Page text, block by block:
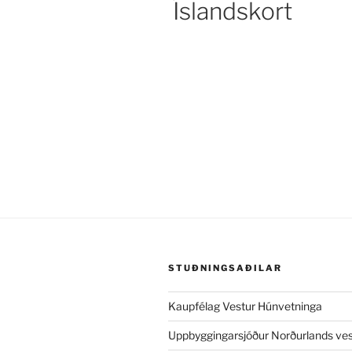
Íslandskort
STUÐNINGSAÐILAR
Kaupfélag Vestur Húnvetninga
Uppbyggingarsjóður Norðurlands